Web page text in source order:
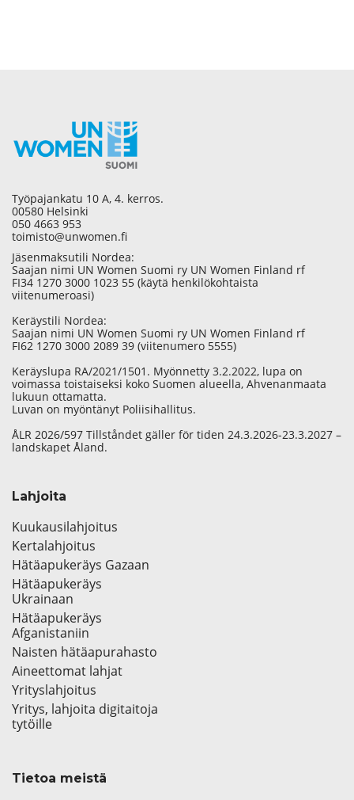
Työpajankatu 10 A, 4. kerros.
00580 Helsinki
050 4663 953
toimisto@unwomen.fi
Jäsenmaksutili Nordea:
Saajan nimi UN Women Suomi ry UN Women Finland rf
FI34 1270 3000 1023 55 (käytä henkilökohtaista
viitenumeroasi)
Keräystili Nordea:
Saajan nimi UN Women Suomi ry UN Women Finland rf
FI62 1270 3000 2089 39 (viitenumero 5555)
Keräyslupa RA/2021/1501. Myönnetty 3.2.2022, lupa on
voimassa toistaiseksi koko Suomen alueella, Ahvenanmaata
lukuun ottamatta.
Luvan on myöntänyt Poliisihallitus.
ÅLR 2026/597 Tillståndet gäller för tiden 24.3.2026-23.3.2027 –
landskapet Åland.
Lahjoita
Kuukausilahjoitus
Kertalahjoitus
Hätäapukeräys Gazaan
Hätäapukeräys
Ukrainaan
Hätäapukeräys
Afganistaniin
Naisten hätäapurahasto
Aineettomat lahjat
Yrityslahjoitus
Yritys, lahjoita digitaitoja
tytöille
Tietoa meistä